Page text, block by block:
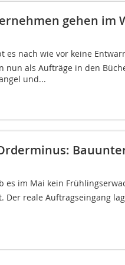
gehen im
es nach wie vor keine
nun als Aufträge in den
und...
es im Mai kein
Der reale Auftragseingang